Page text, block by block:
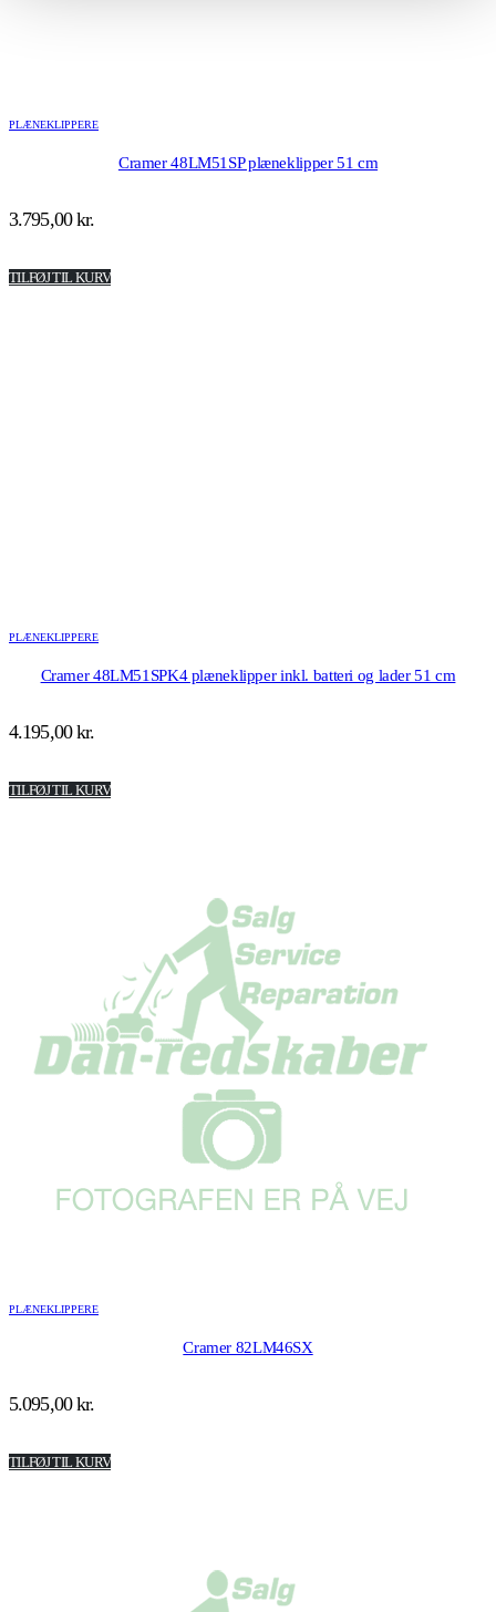
PLÆNEKLIPPERE
Cramer 48LM51SP plæneklipper 51 cm
3.795,00kr.
TILFØJ TIL KURV
PLÆNEKLIPPERE
Cramer 48LM51SPK4 plæneklipper inkl. batteri og lader 51 cm
4.195,00kr.
TILFØJ TIL KURV
PLÆNEKLIPPERE
Cramer 82LM46SX
5.095,00kr.
TILFØJ TIL KURV